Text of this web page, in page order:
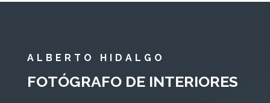
ALBERTO HIDALGO
FOTÓGRAFO DE INTERIORES